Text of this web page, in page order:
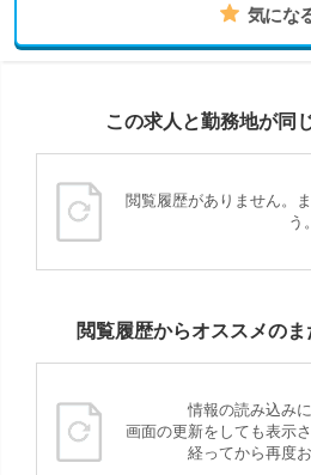
気にな
この求人と勤務地が同
閲覧履歴がありません。
う。
閲覧履歴からオススメの
情報の読み込み
画面の更新をしても表示
経ってから再度